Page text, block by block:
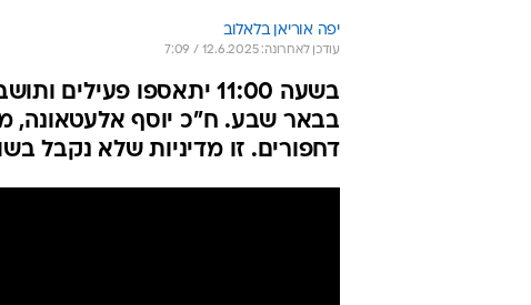
יפה אוריאן בלאלוב
עודכן לאחרונה: 12.6.2025 / 7:09
בשעה 11:00 יתאספו
בבאר שבע. ח"כ יוסף אלעטאונה,
דחפורים. זו מדיניות שלא נקבל